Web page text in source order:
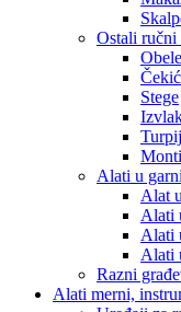
Ostali ručni
Čekić
Stege
Alati u
Alat
Alati
Alati
Alati
Razni
Alati merni,